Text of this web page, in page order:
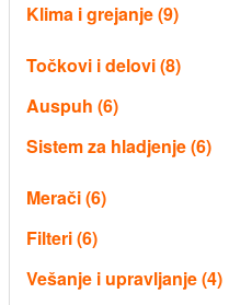
Klima i grejanje (9)
Točkovi i delovi (8)
Auspuh (6)
Sistem za hladjenje (6)
Merači (6)
Filteri (6)
Vešanje i upravljanje (4)